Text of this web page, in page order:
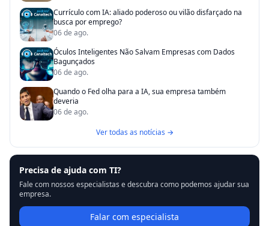
Currículo com IA: aliado poderoso ou vilão disfarçado na
busca por emprego?
06 de ago.
Óculos Inteligentes Não Salvam Empresas com Dados
Bagunçados
06 de ago.
Quando o Fed olha para a IA, sua empresa também
deveria
06 de ago.
Ver todas as notícias →
Precisa de ajuda com TI?
Fale com nossos especialistas e descubra como podemos ajudar sua
empresa.
Falar com especialista